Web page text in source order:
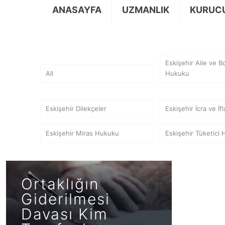
ANASAYFA UZMANLIK
All
Eskişehir Aile ve
Hukuku
Eskişehir Dilekçeler Eskişehir İcra ve
Eskişehir Miras Hukuku Eskişehir Tüketici
Ortaklığın
Giderilmesi
Davası Kim